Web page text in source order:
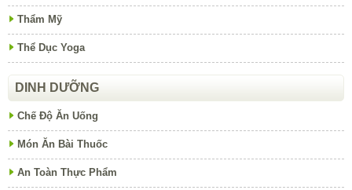
Thẩm Mỹ
Thể Dục Yoga
DINH DƯỠNG
Chế Độ Ăn Uống
Món Ăn Bài Thuốc
An Toàn Thực Phẩm